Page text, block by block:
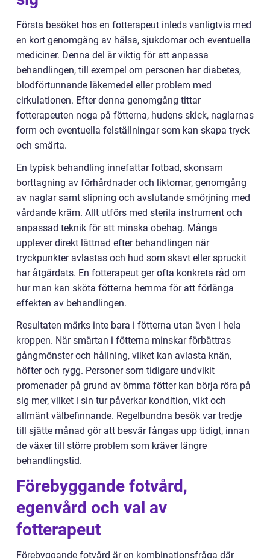
Första besöket hos en fotterapeut inleds vanligtvis med
en kort genomgång av hälsa, sjukdomar och eventuella
mediciner. Denna del är viktig för att anpassa
behandlingen, till exempel om personen har diabetes,
blodförtunnande läkemedel eller problem med
cirkulationen. Efter denna genomgång tittar
fotterapeuten noga på fötterna, hudens skick, naglarnas
form och eventuella felställningar som kan skapa tryck
och smärta.
En typisk behandling innefattar fotbad, skonsam
borttagning av förhårdnader och liktornar, genomgång
av naglar samt slipning och avslutande smörjning med
vårdande kräm. Allt utförs med sterila instrument och
anpassad teknik för att minska obehag. Många
upplever direkt lättnad efter behandlingen när
tryckpunkter avlastas och hud som skavt eller spruckit
har åtgärdats. En fotterapeut ger ofta konkreta råd om
hur man kan sköta fötterna hemma för att förlänga
effekten av behandlingen.
Resultaten märks inte bara i fötterna utan även i hela
kroppen. När smärtan i fötterna minskar förbättras
gångmönster och hållning, vilket kan avlasta knän,
höfter och rygg. Personer som tidigare undvikit
promenader på grund av ömma fötter kan börja röra på
sig mer, vilket i sin tur påverkar kondition, vikt och
allmänt välbefinnande. Regelbundna besök var tredje
till sjätte månad gör att besvär fångas upp tidigt, innan
de växer till större problem som kräver längre
behandlingstid.
Förebyggande fotvård,
egenvård och val av
fotterapeut
Förebyggande fotvård är en kombinationsfråga där